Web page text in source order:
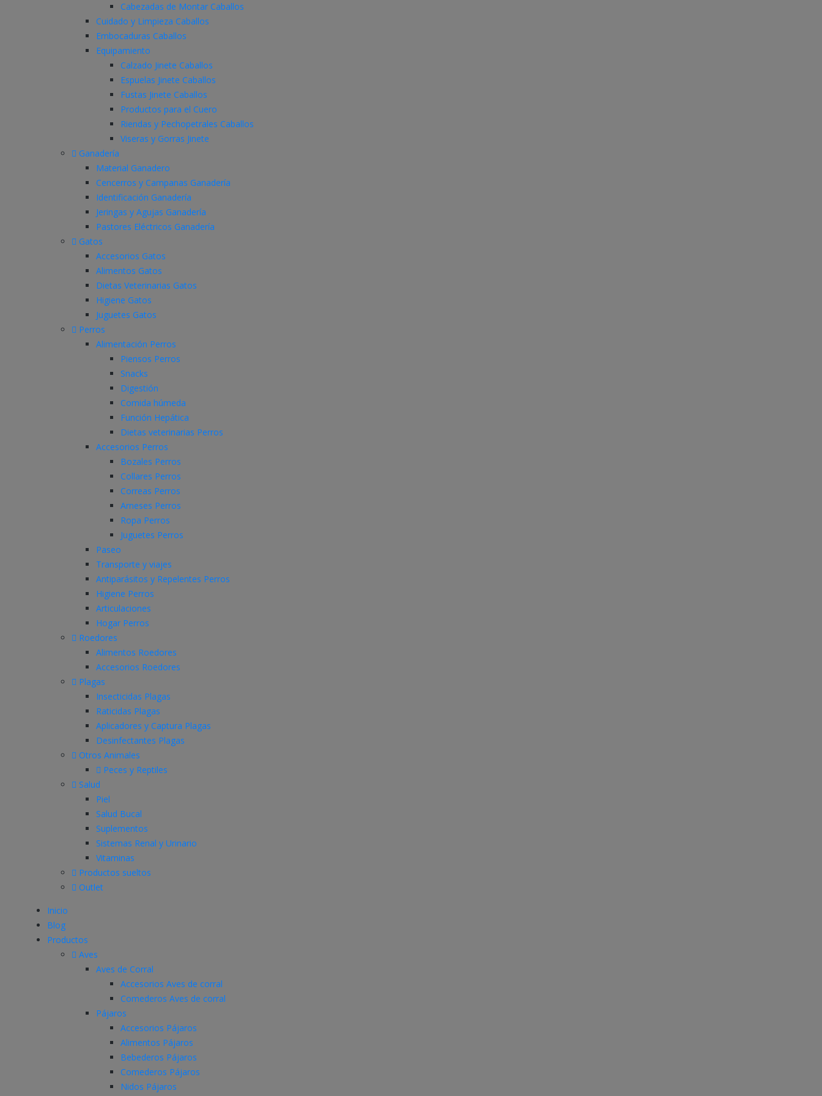
Cabezadas de Montar Caballos
Cuidado y Limpieza Caballos
Embocaduras Caballos
Equipamiento
Calzado Jinete Caballos
Espuelas Jinete Caballos
Fustas Jinete Caballos
Productos para el Cuero
Riendas y Pechopetrales Caballos
Viseras y Gorras Jinete
Ganadería
Material Ganadero
Cencerros y Campanas Ganadería
Identificación Ganadería
Jeringas y Agujas Ganadería
Pastores Eléctricos Ganadería
Gatos
Accesorios Gatos
Alimentos Gatos
Dietas Veterinarias Gatos
Higiene Gatos
Juguetes Gatos
Perros
Alimentación Perros
Piensos Perros
Snacks
Digestión
Comida húmeda
Función Hepática
Dietas veterinarias Perros
Accesorios Perros
Bozales Perros
Collares Perros
Correas Perros
Arneses Perros
Ropa Perros
Juguetes Perros
Paseo
Transporte y viajes
Antiparásitos y Repelentes Perros
Higiene Perros
Articulaciones
Hogar Perros
Roedores
Alimentos Roedores
Accesorios Roedores
Plagas
Insecticidas Plagas
Raticidas Plagas
Aplicadores y Captura Plagas
Desinfectantes Plagas
Otros Animales
Peces y Reptiles
Salud
Piel
Salud Bucal
Suplementos
Sistemas Renal y Urinario
Vitaminas
Productos sueltos
Outlet
Inicio
Blog
Productos
Aves
Aves de Corral
Accesorios Aves de corral
Comederos Aves de corral
Pájaros
Accesorios Pájaros
Alimentos Pájaros
Bebederos Pájaros
Comederos Pájaros
Nidos Pájaros